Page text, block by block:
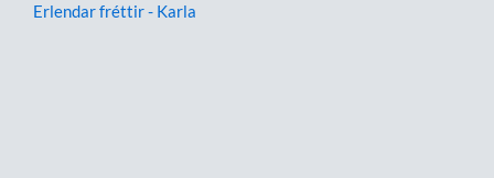
Erlendar fréttir - Karla